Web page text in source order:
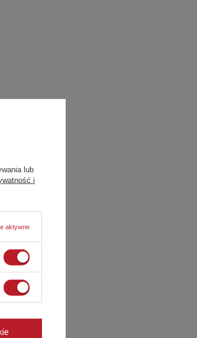
lub
i
aktywne